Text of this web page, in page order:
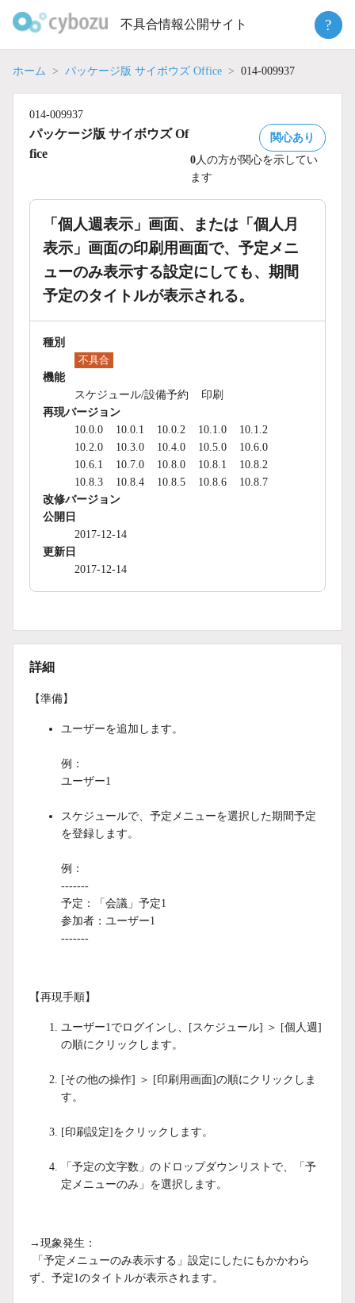
不具合情報公開サイト ?
ホーム パッケージ版 サイボウズ Office 014-009937
014-009937
パッケージ版 サイボウズ Of
fice
関心あり
0人の方が関心を示してい
ます
「個人週表示」画面、または「個人月
表示」画面の印刷用画面で、予定メニ
ューのみ表示する設定にしても、期間
予定のタイトルが表示される。
種別
不具合
機能
スケジュール/設備予約
印刷
再現バージョン
10.0.0
10.0.1 10.0.2 10.1.0
10.1.2
10.2.0
10.3.0 10.4.0 10.5.0
10.6.0
10.6.1
10.7.0 10.8.0 10.8.1
10.8.2
10.8.3
10.8.4 10.8.5 10.8.6
10.8.7
改修バージョン
公開日
2017-12-14
更新日
2017-12-14
詳細
【準備】
ユーザーを追加します。
例：
ユーザー1
スケジュールで、予定メニューを選択した期間予定
を登録します。
例：
-------
予定：「会議」予定1
参加者：ユーザー1
-------
【再現手順】
ユーザー1でログインし、[スケジュール] ＞ [個人週]
の順にクリックします。
[その他の操作] ＞ [印刷用画面]の順にクリックしま
す。
[印刷設定]をクリックします。
「予定の文字数」のドロップダウンリストで、「予
定メニューのみ」を選択します。
→現象発生：
「予定メニューのみ表示する」設定にしたにもかかわら
ず、予定1のタイトルが表示されます。